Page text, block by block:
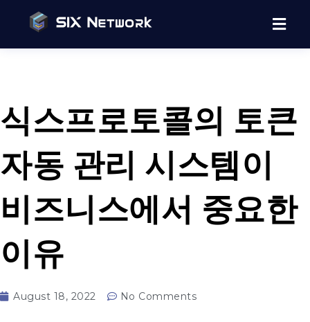
식스프로토콜의 토큰
자동 관리 시스템이
비즈니스에서 중요한
이유
August 18, 2022 No Comments